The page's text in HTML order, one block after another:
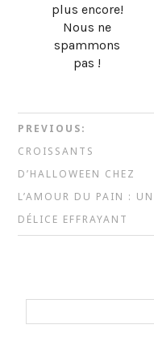
plus encore!
Nous ne
spammons
pas !
PREVIOUS:
CROISSANTS
D’HALLOWEEN CHEZ
L’AMOUR DU PAIN : UN
DÉLICE EFFRAYANT